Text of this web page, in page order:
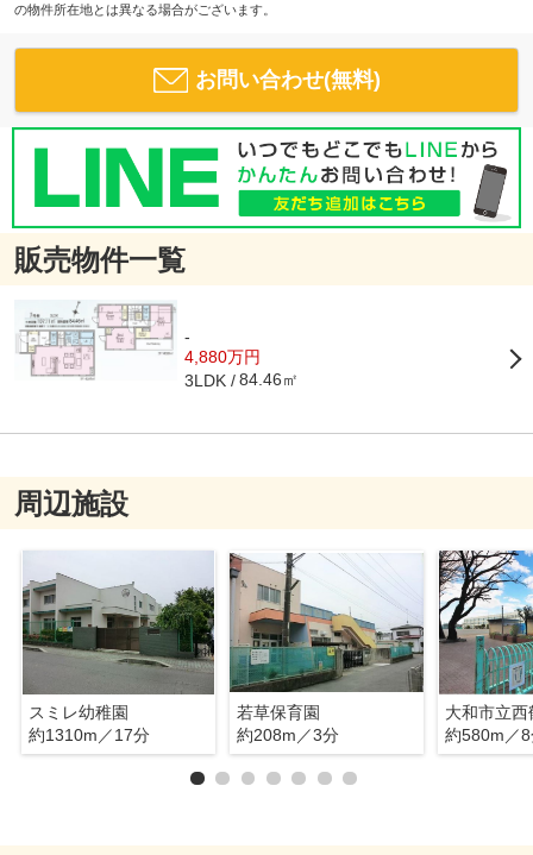
の物件所在地とは異なる場合がございます。
お問い合わせ(無料)
販売物件一覧
-
4,880万円
3LDK 84.46㎡
周辺施設
スミレ幼稚園
約1310m／17分
若草保育園
約208m／3分
大和市立
約580m／